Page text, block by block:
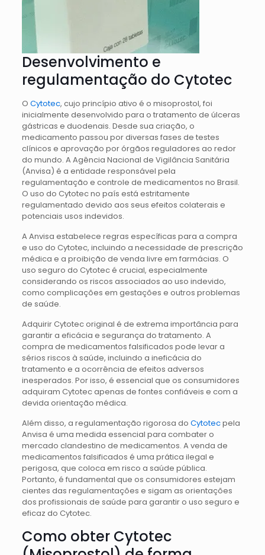
Desenvolvimento e
regulamentação do Cytotec
O Cytotec, cujo princípio ativo é o misoprostol, foi
inicialmente desenvolvido para o tratamento de úlceras
gástricas e duodenais. Desde sua criação, o
medicamento passou por diversas fases de testes
clínicos e aprovação por órgãos reguladores ao redor
do mundo. A Agência Nacional de Vigilância Sanitária
(Anvisa) é a entidade responsável pela
regulamentação e controle de medicamentos no Brasil.
O uso do Cytotec no país está estritamente
regulamentado devido aos seus efeitos colaterais e
potenciais usos indevidos.
A Anvisa estabelece regras específicas para a compra
e uso do Cytotec, incluindo a necessidade de prescrição
médica e a proibição de venda livre em farmácias. O
uso seguro do Cytotec é crucial, especialmente
considerando os riscos associados ao uso indevido,
como complicações em gestações e outros problemas
de saúde.
Adquirir Cytotec original é de extrema importância para
garantir a eficácia e segurança do tratamento. A
compra de medicamentos falsificados pode levar a
sérios riscos à saúde, incluindo a ineficácia do
tratamento e a ocorrência de efeitos adversos
inesperados. Por isso, é essencial que os consumidores
adquiram Cytotec apenas de fontes confiáveis e com a
devida orientação médica.
Além disso, a regulamentação rigorosa do Cytotecpela
Anvisa é uma medida essencial para combater o
mercado clandestino de medicamentos. A venda de
medicamentos falsificados é uma prática ilegal e
perigosa, que coloca em risco a saúde pública.
Portanto, é fundamental que os consumidores estejam
cientes das regulamentações e sigam as orientações
dos profissionais de saúde para garantir o uso seguro e
eficaz do Cytotec.
Como obter Cytotec